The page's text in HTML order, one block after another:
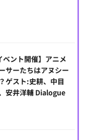
ベント開催】アニメ
サーたちはアヌシー
ゲスト:史耕、中目
安井洋輔 Dialogue